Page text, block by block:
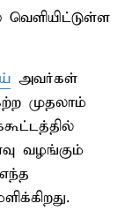
அவர்கள்
முதலாம்
வழங்கும்